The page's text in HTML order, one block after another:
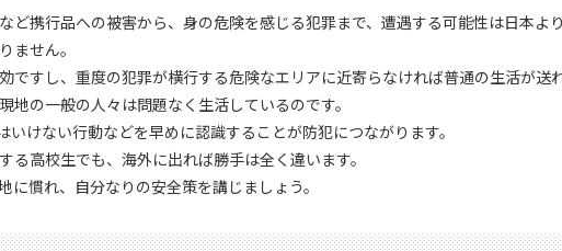
ど携行品への被害から、身の危険を感じる犯罪まで、遭遇する可能性は日本よ
ません。
ですし、重度の犯罪が横行する危険なエリアに近寄らなければ普通の生活が送れ
地の一般の人々は問題なく生活しているのです。
けない行動などを早めに認識することが防犯につながります。
る高校生でも、海外に出れば勝手は全く違います。
に慣れ、自分なりの安全策を講じましょう。